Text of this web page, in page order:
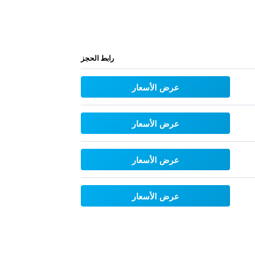
رابط الحجز
عرض الأسعار
عرض الأسعار
عرض الأسعار
عرض الأسعار